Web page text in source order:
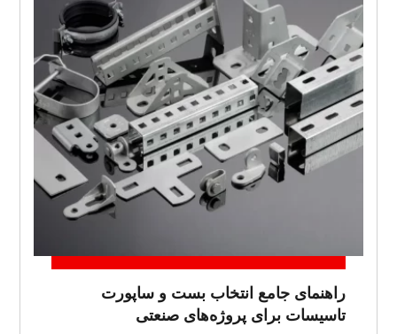
راهنمای جامع انتخاب بست و ساپورت
تاسیسات برای پروژه‌های صنعتی